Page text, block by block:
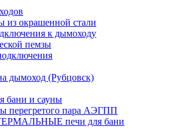
из окрашенной стали
к дымоходу
пемзы
дымоход (Рубцовск)
бани и сауны
перегретого пара АЭГПП
печи для бани